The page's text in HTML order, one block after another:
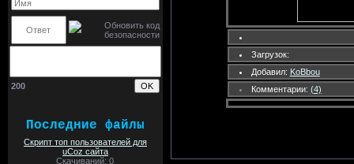
200
Последние файлы
Скрипт топ пользователей для
uCoz сайта
Скачиваний: 0
Загрузок:
Добавил: KoBbou
Комментарии: (4)